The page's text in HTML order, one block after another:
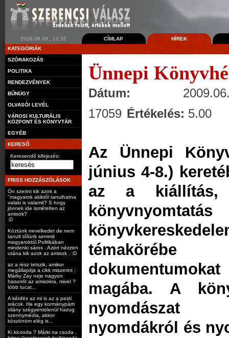
2026.08.08., 12:32 CÍMLAP
HÍREK
KATEGÓRIÁK
SZÓRAKOZÁS
POLITIKA
RENDEZVÉNYEK
BŰNÜGY
OLVASÓI LEVÉL
VÁROSI KULTURÁLIS
KÖZPONT ÉS KÖNYVTÁR
EGYÉB
KERESŐ
Keresendő kifejezés:
FRISS HOZZÁSZÓLÁSOK
Ön szerint kik azok a
"magyarok akiktől tanulhatna
valaki is valamit? S hogy
jönnek ide ismételten az
amisok?
:D
Köztünk nevelkedet de nem
tanult tőlünk semmit
magyaroktól.Politikában
mindenki sáros . Azért nézzen
utána kik azok az amisok . :D
az a rész tetszik, amikor
megállapitja a cikk miszerint ;
Márky Zay neje nagyon
hasonlít az amisokra, mivel ?
több tucat...
A kérdés az mi is az a pesti
srácok. Ha egy kormánypárti
silány szégyentelenül hazug
szennymédia, akkor
köszönöm elég is...
Ki kicsoda ? Márki na csoda .
Ünnepi
Dátum:
17059 Értékelés: 5.00
Az Ünnepi
június 4-8.)
az a
magába. A
nyomdászat
nyomdákról és